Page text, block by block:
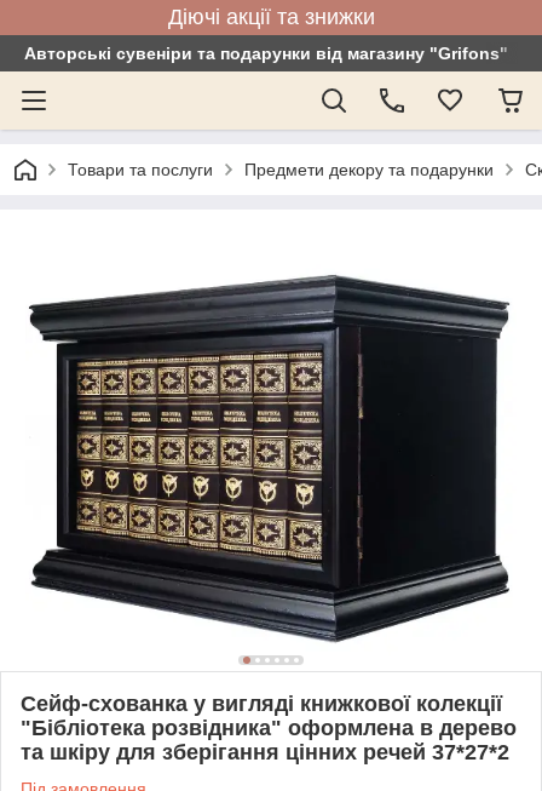
Діючі акції та знижки
Авторські сувеніри та подарунки від магазину "Grifons"
Товари та послуги Предмети декору та подарунки
Сейф-схованка у вигляді книжкової колекції
"Бібліотека розвідника" оформлена в дерево
та шкіру для зберігання цінних речей 37*27*2